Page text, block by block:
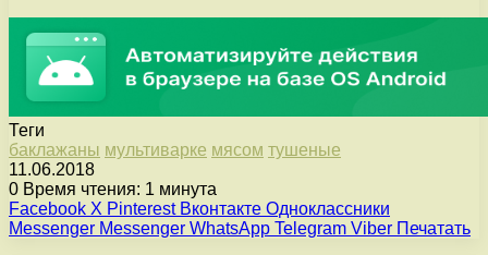
Теги
баклажаны мультиварке мясом тушеные
11.06.2018
0 Время чтения: 1 минута
Facebook X Pinterest Вконтакте Одноклассники
Messenger Messenger WhatsApp Telegram Viber Печатать